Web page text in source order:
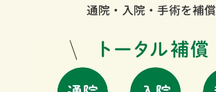
通院・入院・手術を補償